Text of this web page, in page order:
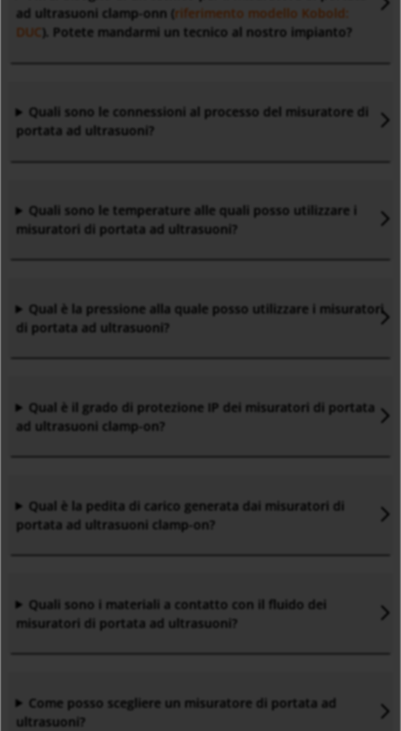
ad ultrasuoni clamp-onn (riferimento modello Kobold:
DUC ). Potete mandarmi un tecnico al nostro impianto?
Quali sono le connessioni al processo del misuratore di
portata ad ultrasuoni?
Quali sono le temperature alle quali posso utilizzare i
misuratori di portata ad ultrasuoni?
Qual è la pressione alla quale posso utilizzare i misuratori
di portata ad ultrasuoni?
Qual è il grado di protezione IP dei misuratori di portata
ad ultrasuoni clamp-on?
Qual è la pedita di carico generata dai misuratori di
portata ad ultrasuoni clamp-on?
Quali sono i materiali a contatto con il fluido dei
misuratori di portata ad ultrasuoni?
Come posso scegliere un misuratore di portata ad
ultrasuoni?